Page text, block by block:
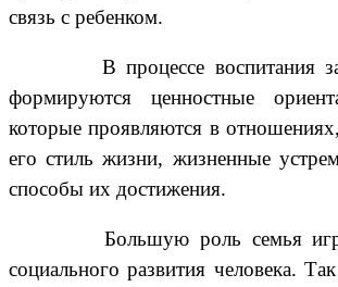
связь с ребенком.
В процессе воспитания
формируются ценностные
которые проявляются в
его стиль жизни, жизненные
способы их достижения.
Большую роль семья
социального развития человека.